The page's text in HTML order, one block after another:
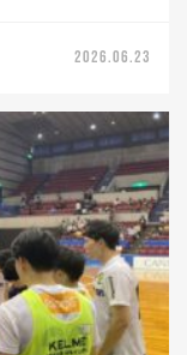
2026.06.23